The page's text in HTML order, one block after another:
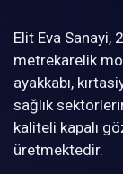
Elit Eva Sanayi,
metrekarelik
ayakkabı,
sağlık
kaliteli kapalı
üretmektedir.